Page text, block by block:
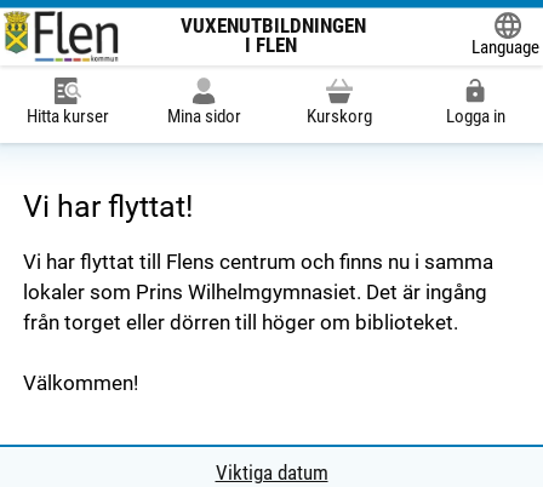
VUXENUTBILDNINGEN
I FLEN
Language
Hitta kurser Mina sidor Kurskorg Logga in
Vi har flyttat!
Vi har flyttat till Flens centrum och finns nu i samma
lokaler som Prins Wilhelmgymnasiet. Det är ingång
från torget eller dörren till höger om biblioteket.
Välkommen!
Viktiga datum